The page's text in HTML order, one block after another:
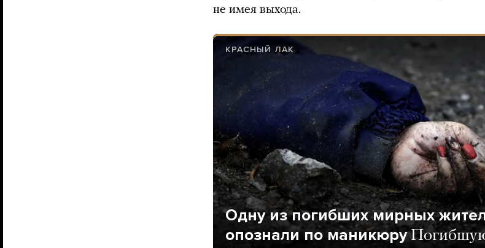
не имея выхода.
КРАСНЫЙ ЛАК
Одну из погибших мирных
опознали по маникюру